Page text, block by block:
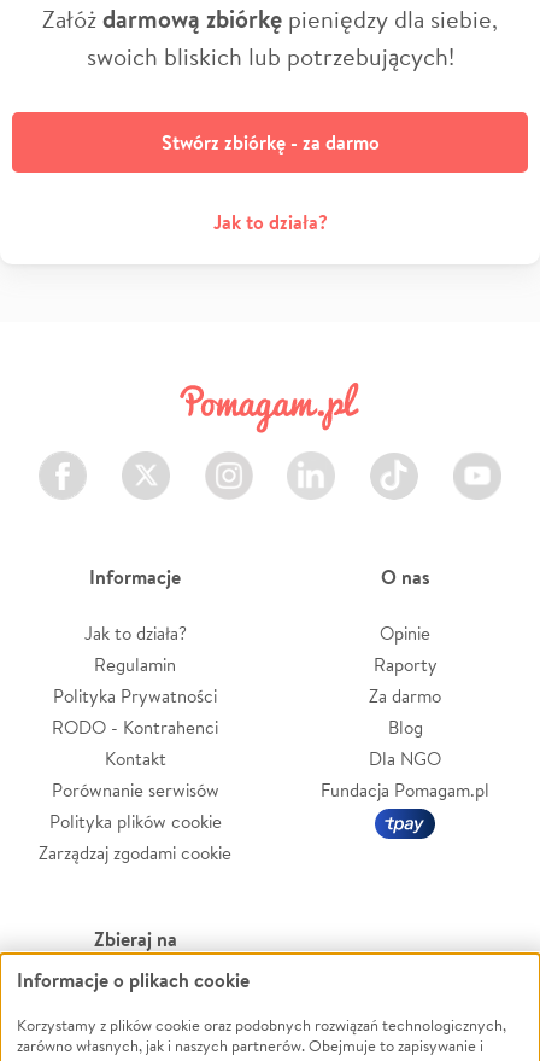
Załóżdarmową zbiórkę pieniędzy dla siebie,
swoich bliskich lub potrzebujących!
Stwórz zbiórkę - za darmo
Jak to działa?
Facebook Twitter Instagram LinkedIn TikTok Youtube
Informacje
Jak to działa?
Regulamin
Polityka Prywatności
RODO - Kontrahenci
Kontakt
Porównanie serwisów
Polityka plików cookie
Zarządzaj zgodami cookie
O nas
Opinie
Raporty
Za darmo
Blog
Dla NGO
Fundacja Pomagam.pl
Zbieraj na
Leczenie
Zwierzęta
Powódź
Informacje o plikach cookie
Korzystamy z plików cookie oraz podobnych rozwiązań technologicznych,
zarówno własnych, jak i naszych partnerów. Obejmuje to zapisywanie i